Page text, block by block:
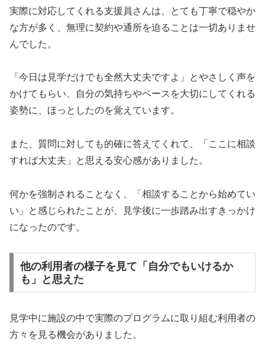
実際に対応してくれる支援員さんは、とても丁寧で穏やか
な方が多く、無理に契約や通所を迫ることは一切ありませ
んでした。
「今日は見学だけでも全然大丈夫ですよ」とやさしく声を
かけてもらい、自分の気持ちやペースを大切にしてくれる
姿勢に、ほっとしたのを覚えています。
また、質問に対しても的確に答えてくれて、「ここに相談
すれば大丈夫」と思える安心感がありました。
何かを強制されることなく、「相談することから始めてい
い」と感じられたことが、見学後に一歩踏み出すきっかけ
になったのです。
他の利用者の様子を見て「自分でもいけるか
も」と思えた
見学中に施設の中で実際のプログラムに取り組む利用者の
方々を見る機会がありました。